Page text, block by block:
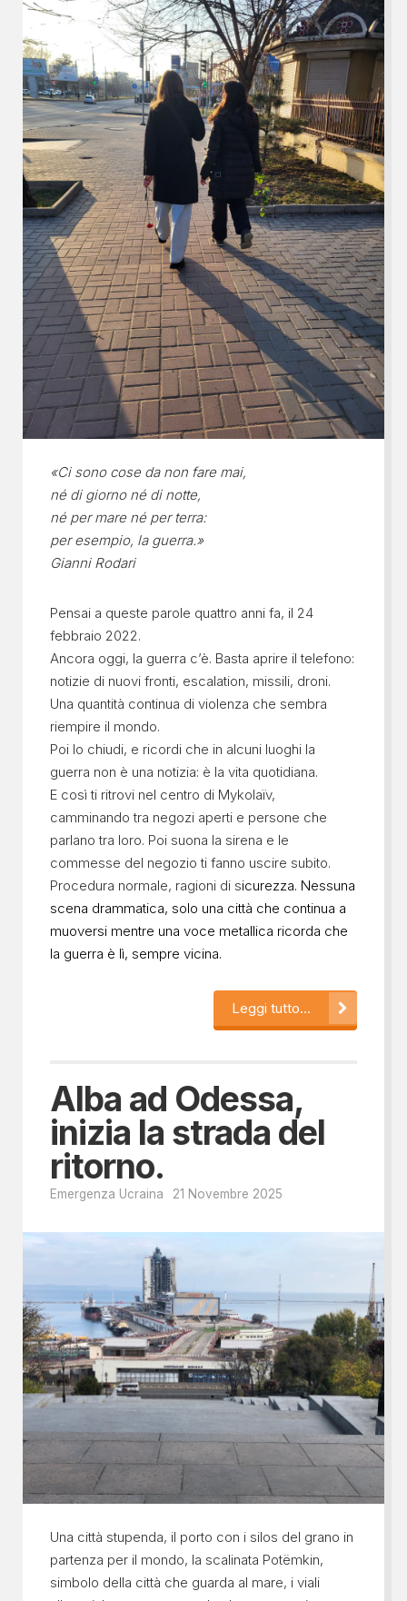
«Ci sono cose da non fare mai,
né di giorno né di notte,
né per mare né per terra:
per esempio, la guerra.»
Gianni Rodari
Pensai a queste parole quattro anni fa, il 24
febbraio 2022.
Ancora oggi, la guerra c’è. Basta aprire il telefono:
notizie di nuovi fronti, escalation, missili, droni.
Una quantità continua di violenza che sembra
riempire il mondo.
Poi lo chiudi, e ricordi che in alcuni luoghi la
guerra non è una notizia: è la vita quotidiana.
E così ti ritrovi nel centro di Mykolaïv,
camminando tra negozi aperti e persone che
parlano tra loro. Poi suona la sirena e le
commesse del negozio ti fanno uscire subito.
Procedura normale, ragioni di sicurezza. Nessuna
scena drammatica, solo una città che continua a
muoversi mentre una voce metallica ricorda che
la guerra è lì, sempre vicina.
Leggi tutto...
Alba ad Odessa,
inizia la strada del
ritorno.
Emergenza Ucraina 21 Novembre 2025
Una città stupenda, il porto con i silos del grano in
partenza per il mondo, la scalinata Potëmkin,
simbolo della città che guarda al mare, i viali